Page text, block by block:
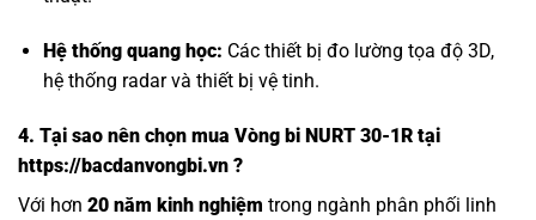
Hệ thống quang học: Các thiết bị đo lường tọa độ 3D,
hệ thống radar và thiết bị vệ tinh.
4. Tại sao nên chọn mua Vòng bi NURT 30-1R tại
https://bacdanvongbi.vn ?
Với hơn 20 năm kinh nghiệm trong ngành phân phối linh